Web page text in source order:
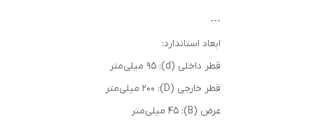
---
ابعاد استاندارد:
قطر داخلی (d): 95 میلی‌متر
قطر خارجی (D): 200 میلی‌متر
عرض (B): 45 میلی‌متر